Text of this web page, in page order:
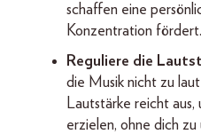
schaffen eine
Konzentration fördert.
Reguliere die
die Musik nicht zu
Lautstärke reicht
erzielen, ohne dich